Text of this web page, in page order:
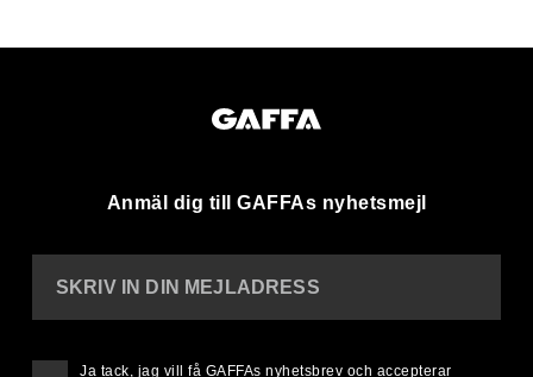
Anmäl dig till GAFFAs nyhetsmejl
SKRIV IN DIN MEJLADRESS
Ja tack, jag vill få GAFFAs nyhetsbrev och accepterar